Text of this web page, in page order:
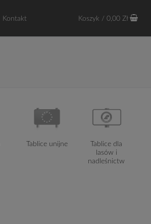
Kontakt Koszyk / 0,00 Zł
Tablice unijne
Tablice dla
lasów i
nadleśnictw